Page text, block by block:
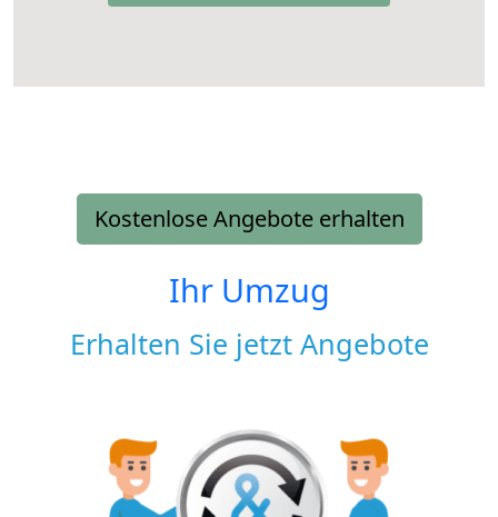
Kostenlose Angebote erhalten
Ihr Umzug
Erhalten Sie jetzt Angebote